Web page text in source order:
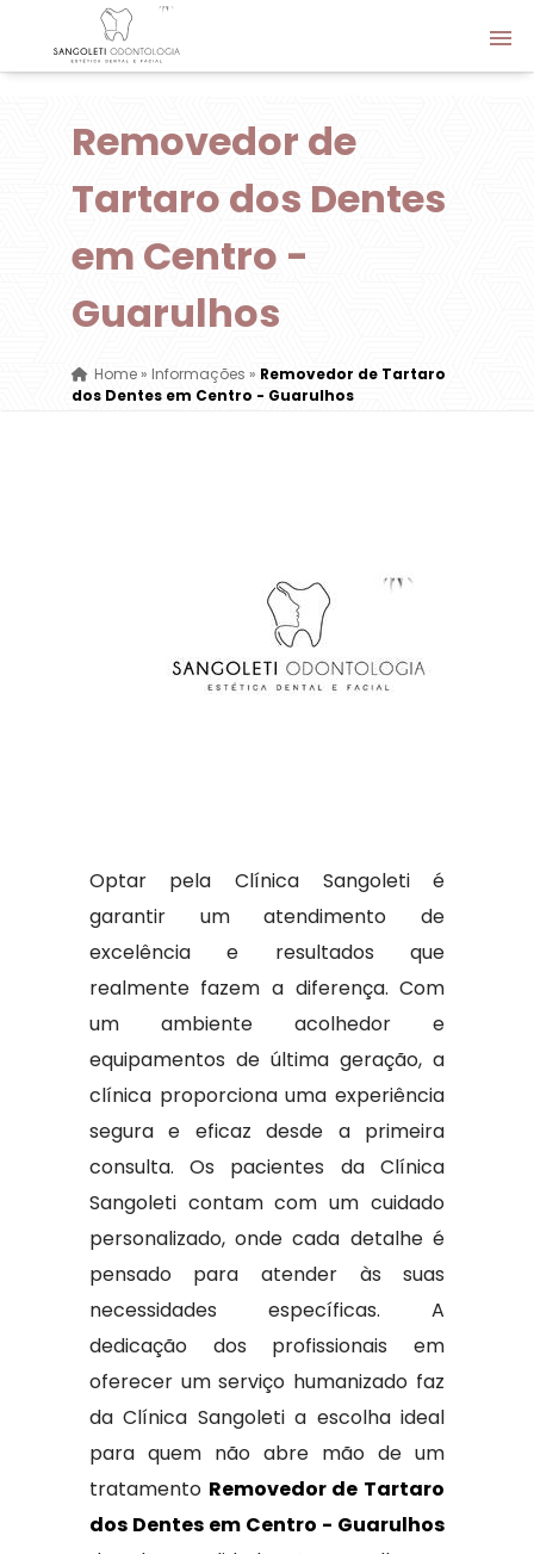
Removedor de
Tartaro dos Dentes
em Centro -
Guarulhos
Home» Informações » Removedor de Tartaro
dos Dentes em Centro - Guarulhos
Optar pela Clínica Sangoleti é
garantir um atendimento de
excelência e resultados que
realmente fazem a diferença. Com
um ambiente acolhedor e
equipamentos de última geração, a
clínica proporciona uma experiência
segura e eficaz desde a primeira
consulta. Os pacientes da Clínica
Sangoleti contam com um cuidado
personalizado, onde cada detalhe é
pensado para atender às suas
necessidades específicas. A
dedicação dos profissionais em
oferecer um serviço humanizado faz
da Clínica Sangoleti a escolha ideal
para quem não abre mão de um
tratamento Removedor de Tartaro
dos Dentes em Centro - Guarulhos